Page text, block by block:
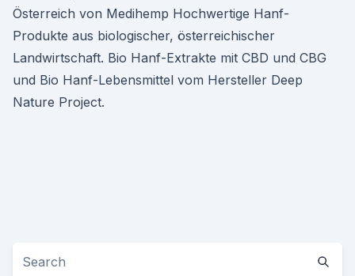
Österreich von Medihemp Hochwertige Hanf-
Produkte aus biologischer, österreichischer
Landwirtschaft. Bio Hanf-Extrakte mit CBD und CBG
und Bio Hanf-Lebensmittel vom Hersteller Deep
Nature Project.